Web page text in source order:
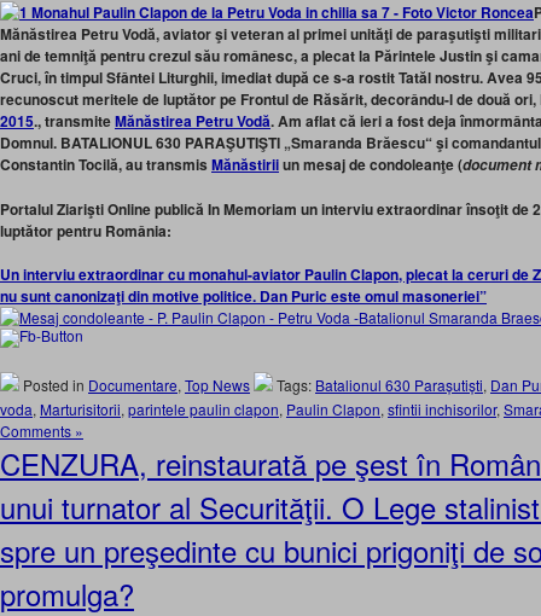
Mănăstirea Petru Vodă, aviator şi veteran al primei unităţi de paraşutişti
ani de temniţă pentru crezul său românesc, a plecat la Părintele Justin şi
Cruci, în timpul Sfântei Liturghii, imediat după ce s-a rostit Tatăl nostru. Avea
recunoscut meritele de luptător pe Frontul de Răsărit, decorându-l de două
2015., transmiteMănăstirea Petru Vodă. Am aflat că ieri a fost deja
Domnul. BATALIONUL 630 PARAŞUTIŞTI „Smaranda Brăescu“ şi
Constantin Tocilă, au transmis Mănăstiriiun mesaj de condoleanţe (document
Portalul Ziarişti Online publică In Memoriam un interviu extraordinar însoţit de
luptător pentru România:
Un interviu extraordinar cu monahul-aviator Paulin Clapon, plecat la ceruri de
nu sunt canonizaţi din motive politice. Dan Puric este omul masoneriei”
Posted in Documentare, Top News Tags: Batalionul 630 Parașutiști, Dan
voda, Marturisitorii, parintele paulin clapon, Paulin Clapon, sfintii inchisorilor,
Comments »
CENZURA, reinstaurată pe şest în
unui turnator al Securităţii. O Lege
spre un preşedinte cu bunici prigoniţi de
promulga?